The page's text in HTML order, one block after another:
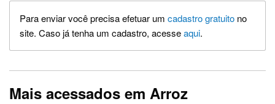
Para enviar você precisa efetuar um cadastro gratuito no
site. Caso já tenha um cadastro, acesseaqui.
Mais acessados em Arroz